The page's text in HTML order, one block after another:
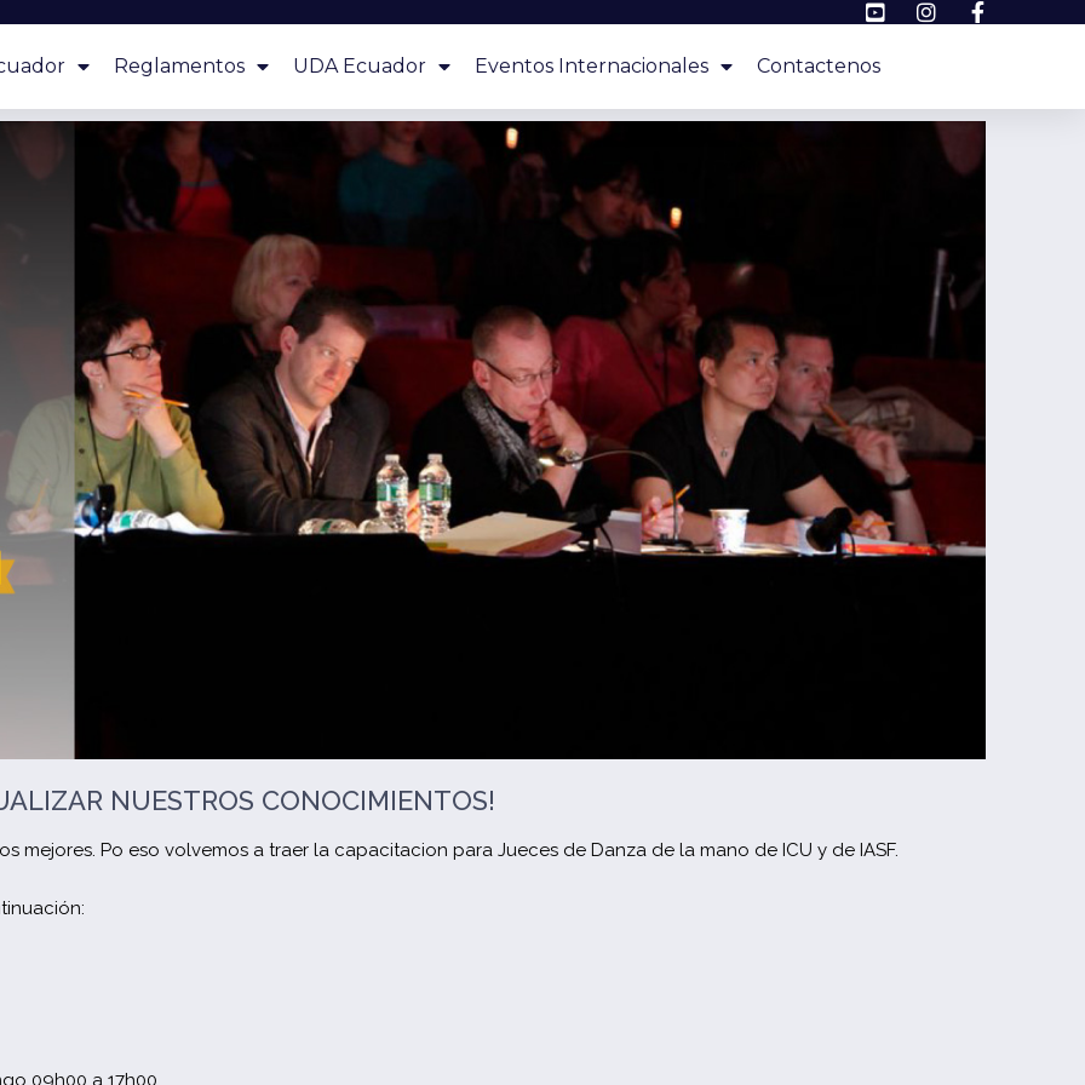
Reglamentos UDA Ecuador Eventos Internacionales Contactenos
NUESTROS CONOCIMIENTOS!
mejores. Po eso volvemos a traer la capacitacion para Jueces de Danza de la mano de ICU y de IASF.
09h00 a 17h00